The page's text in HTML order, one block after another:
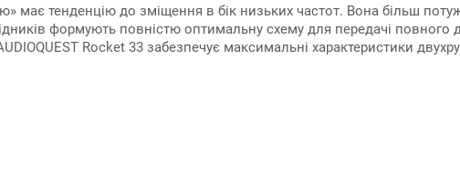
має тенденцію до зміщення в бік низьких частот. Вона більш
формують повністю оптимальну схему для передачі повного
Rocket 33 забезпечує максимальні характеристики